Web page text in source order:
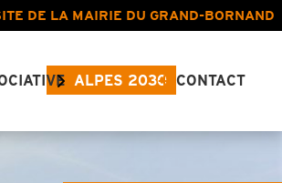
DE LA MAIRIE DU GRAND-BORNAND
ALPES 2030 CONTACT